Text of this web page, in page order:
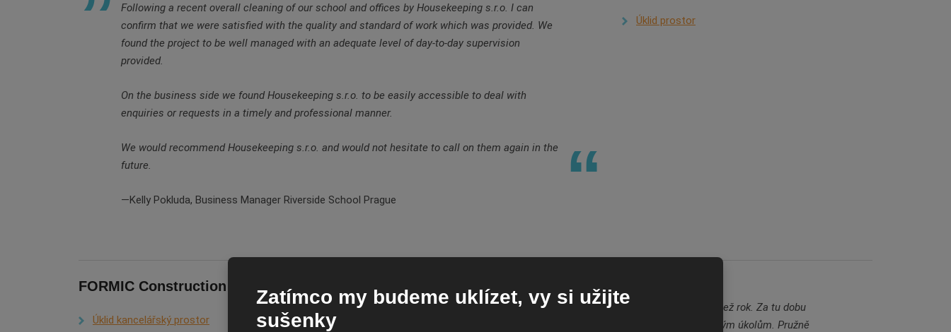
Following a recent overall cleaning of our school and offices by Housekeeping s.r.o. I can
confirm that we were satisfied with the quality and standard of work which was provided. We
found the project to be well managed with an adequate level of day-to-day supervision
provided.
On the business side we found Housekeeping s.r.o. to be easily accessible to deal with
enquiries or requests in a timely and professional manner.
We would recommend Housekeeping s.r.o. and would not hesitate to call on them again in the
future.
Kelly Pokluda, Business Manager Riverside School Prague
Úklid prostor
FORMIC Construction s.r.o.
Úklid kancelářský prostor
Vážení, firma Housekeeping s.r.o. provádí úklid naší
již déle než rok. Za tu dobu
jsme byli velmi spokojeni s přístupem jejích zaměstnanců k požadovaným úkolům. Pružně
Zatímco my budeme uklízet, vy si užijte
sušenky